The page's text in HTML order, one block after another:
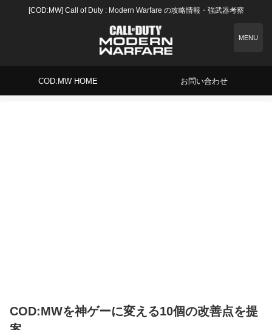
[COD:MW] Call of Duty : Modern Warfare の攻略情報・強武器考察
COD:MW HOME お問い合わせ
COD:MWを神ゲーに変える10個の改善点を提
MENU